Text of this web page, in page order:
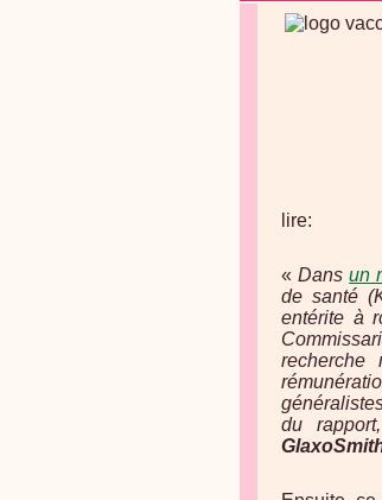
lire:
«Dansun
de santé
entérite à
recherche
du